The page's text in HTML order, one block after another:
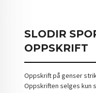
SLODIR
OPPSKRIFT
Oppskrift på genser
Oppskriften selges kun